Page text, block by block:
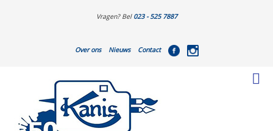
Vragen? Bel 023 - 525 7887
Over ons Nieuws Contact